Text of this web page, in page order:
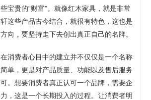
宝贵的“财富”。就像红木家具，就是非常
这些产品古今结合，就很有特色，这也是
向，要坚持走下去创出真正自己的名牌。
费者心目中的建立并不仅仅是一个名称
单，更是对产品质量、功能以及售后服务
。想要消费者真正认可一个品牌，需要企
，这是一个长期投入的过程。让消费者明